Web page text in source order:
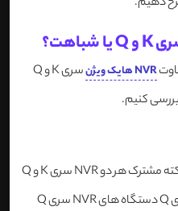
NVR هایک ویژن
سری K و Q
کنیم.
همانطور که می بینید، خروجی 4K نکته مشترک هر دو NVR سری K و Q
است. البته که در این مقاله مراد از سری Q دستگاه های NVR سری Q